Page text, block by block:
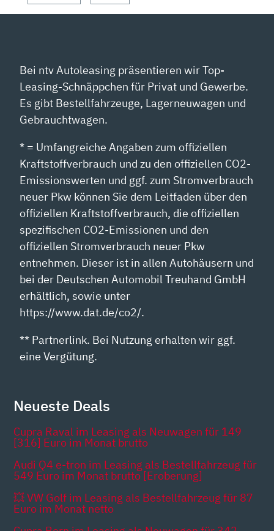
Bei ntv Autoleasing präsentieren wir Top-
Leasing-Schnäppchen für Privat und Gewerbe.
Es gibt Bestellfahrzeuge, Lagerneuwagen und
Gebrauchtwagen.
* = Umfangreiche Angaben zum offiziellen
Kraftstoffverbrauch und zu den offiziellen CO2-
Emissionswerten und ggf. zum Stromverbrauch
neuer Pkw können Sie dem Leitfaden über den
offiziellen Kraftstoffverbrauch, die offiziellen
spezifischen CO2-Emissionen und den
offiziellen Stromverbrauch neuer Pkw
entnehmen. Dieser ist in allen Autohäusern und
bei der Deutschen Automobil Treuhand GmbH
erhältlich, sowie unter
https://www.dat.de/co2/.
** Partnerlink. Bei Nutzung erhalten wir ggf.
eine Vergütung.
Neueste Deals
Cupra Raval im Leasing als Neuwagen für 149
[316] Euro im Monat brutto
Audi Q4 e-tron im Leasing als Bestellfahrzeug für
549 Euro im Monat brutto [Eroberung]
💥 VW Golf im Leasing als Bestellfahrzeug für 87
Euro im Monat netto